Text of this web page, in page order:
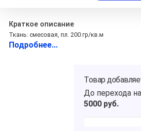
Краткое описание
Ткань: смесовая, пл. 200 гр/кв.м
Подробнее...
Товар
До перехода
5000 руб.